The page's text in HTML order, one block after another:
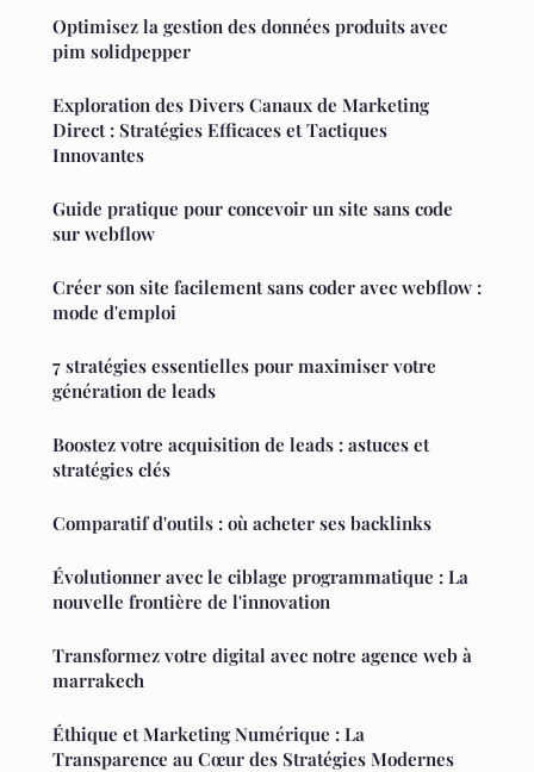
Optimisez la gestion des données produits avec
pim solidpepper
Exploration des Divers Canaux de Marketing
Direct : Stratégies Efficaces et Tactiques
Innovantes
Guide pratique pour concevoir un site sans code
sur webflow
Créer son site facilement sans coder avec webflow :
mode d'emploi
7 stratégies essentielles pour maximiser votre
génération de leads
Boostez votre acquisition de leads : astuces et
stratégies clés
Comparatif d'outils : où acheter ses backlinks
Évolutionner avec le ciblage programmatique : La
nouvelle frontière de l'innovation
Transformez votre digital avec notre agence web à
marrakech
Éthique et Marketing Numérique : La
Transparence au Cœur des Stratégies Modernes